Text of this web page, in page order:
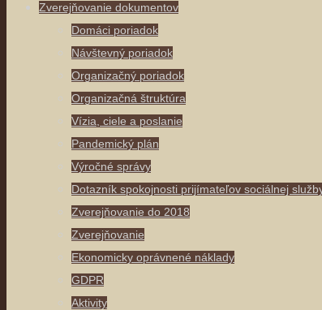
Zverejňovanie dokumentov
Domáci poriadok
Návštevný poriadok
Organizačný poriadok
Organizačná štruktúra
Vízia, ciele a poslanie
Pandemický plán
Výročné správy
Dotazník spokojnosti prijímateľov sociálnej
Zverejňovanie do 2018
Zverejňovanie
Ekonomicky oprávnené náklady
GDPR
Aktivity